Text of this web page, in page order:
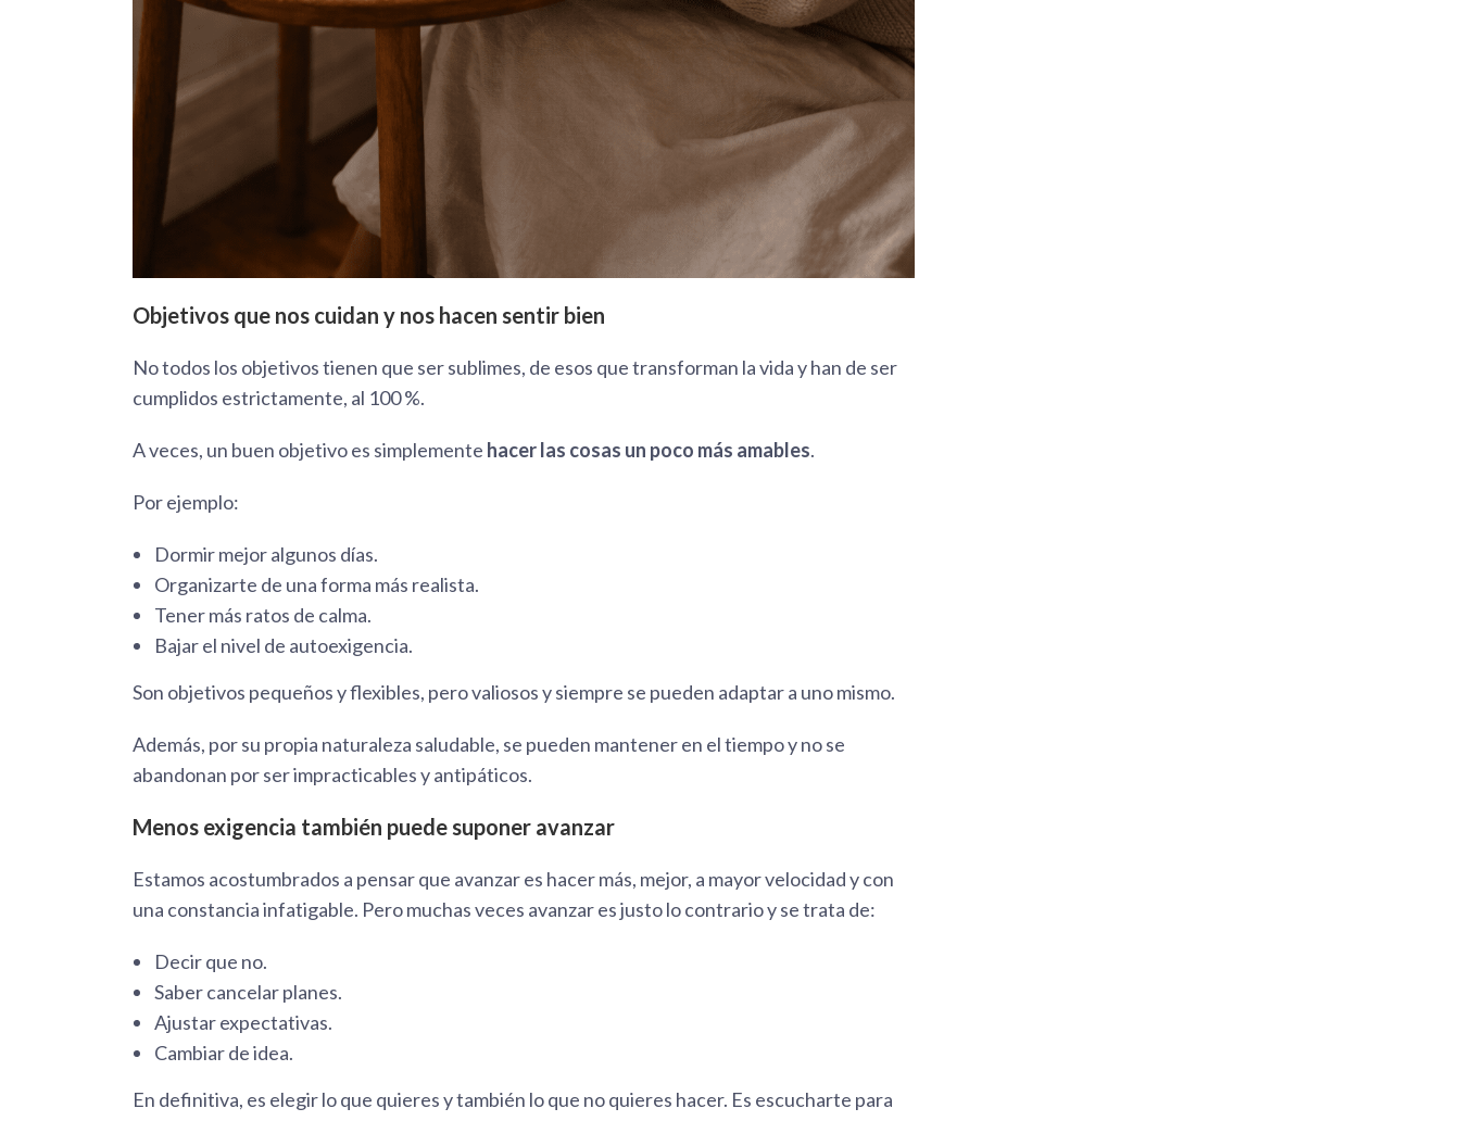
Objetivos que nos cuidan y nos hacen sentir bien
No todos los objetivos tienen que ser sublimes, de esos que transforman la vida y han de ser
cumplidos estrictamente, al 100 %.
A veces, un buen objetivo es simplemente hacer las cosas un poco más amables.
Por ejemplo:
Dormir mejor algunos días.
Organizarte de una forma más realista.
Tener más ratos de calma.
Bajar el nivel de autoexigencia.
Son objetivos pequeños y flexibles, pero valiosos y siempre se pueden adaptar a uno mismo.
Además, por su propia naturaleza saludable, se pueden mantener en el tiempo y no se
abandonan por ser impracticables y antipáticos.
Menos exigencia también puede suponer avanzar
Estamos acostumbrados a pensar que avanzar es hacer más, mejor, a mayor velocidad y con
una constancia infatigable. Pero muchas veces avanzar es justo lo contrario y se trata de:
Decir que no.
Saber cancelar planes.
Ajustar expectativas.
Cambiar de idea.
En definitiva, es elegir lo que quieres y también lo que no quieres hacer. Es escucharte para